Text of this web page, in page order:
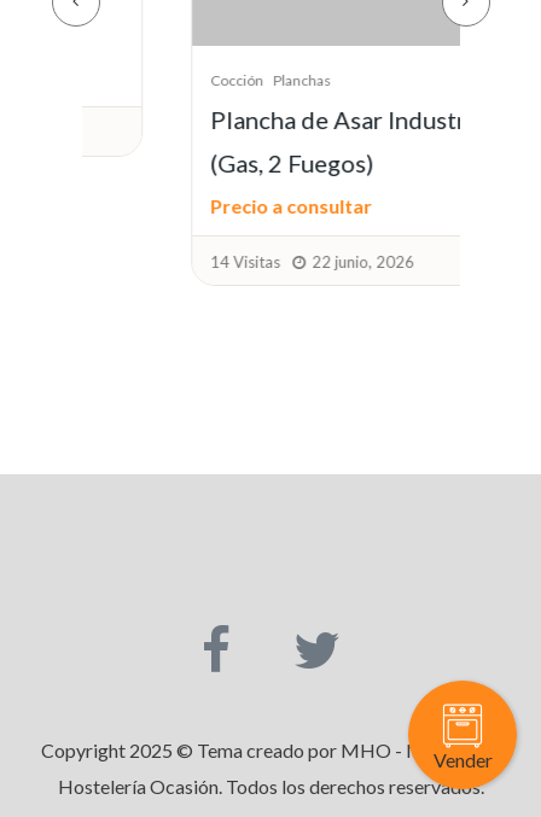
(Gas, 2 Fuegos)
Precio a consultar
22 junio, 2026
Copyright 2025 © Tema creado por MHO - Maquinaria
Hostelería Ocasión. Todos los derechos reservados.
Vender